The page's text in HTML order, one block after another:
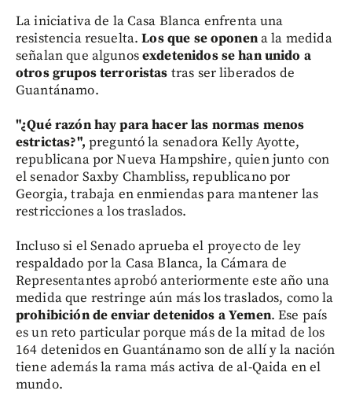
La iniciativa de la Casa Blanca enfrenta una
resistencia resuelta.Los que se oponena la medida
señalan que algunosexdetenidos se han unido a
otros grupos terroristas tras ser liberados de
Guantánamo.
"¿Qué razón hay para hacer las normas menos
estrictas?", preguntó la senadora Kelly Ayotte,
republicana por Nueva Hampshire, quien junto con
el senador Saxby Chambliss, republicano por
Georgia, trabaja en enmiendas para mantener las
restricciones a los traslados.
Incluso si el Senado aprueba el proyecto de ley
respaldado por la Casa Blanca, la Cámara de
Representantes aprobó anteriormente este año una
medida que restringe aún más los traslados, como la
prohibición de enviar detenidos a Yemen. Ese país
es un reto particular porque más de la mitad de los
164 detenidos en Guantánamo son de allí y la nación
tiene además la rama más activa de al-Qaida en el
mundo.